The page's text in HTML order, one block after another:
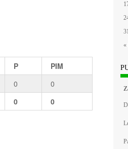
P
PIM
0
0
0 0
«